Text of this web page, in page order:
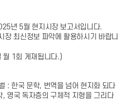
년 5월 현지시장 보고서입니다.
장 최신정보 파악에 활용하시기 바랍니
월 1회 게재됩니다.)
: 한국 문학, 번역을 넘어 현지화 되다
영국 독자층의 구체적 지형을 그리다